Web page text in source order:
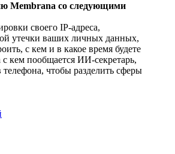
Membrana со следующими
своего IP-адреса,
утечки ваших личных данных,
с кем и в какое время будете
с кем пообщается ИИ-секретарь,
чтобы разделить сферы